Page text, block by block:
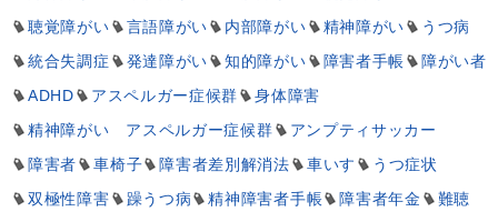
聴覚障がい
言語障がい 内部障がい 精神障がい
うつ病
統合失調症
発達障がい 知的障がい 障害者手帳
障がい者
ADHD
アスペルガー症候群
身体障害
精神障がい アスペルガー症候群
アンプティサッカー
障害者
車椅子 障害者差別解消法 車いす
うつ症状
双極性障害
躁うつ病 精神障害者手帳 障害者年金
難聴